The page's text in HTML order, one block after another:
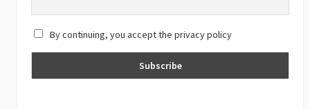
a
n
el
By continuing, you accept the privacy policy